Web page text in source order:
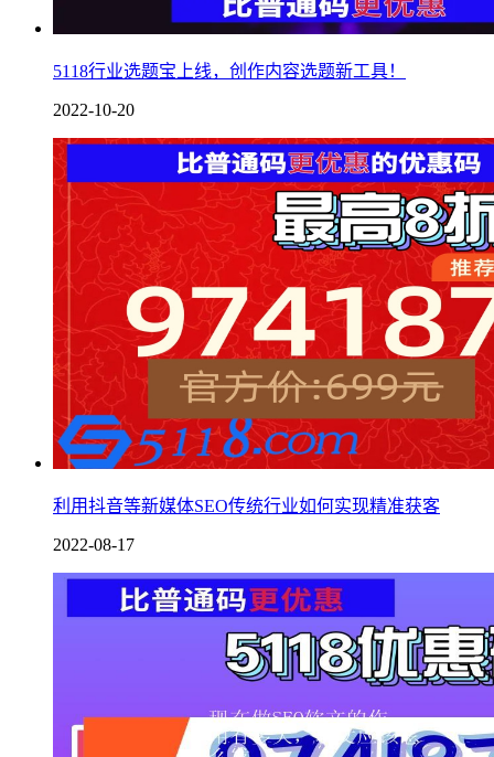
5118行业选题宝上线，创作内容选题新工具！
2022-10-20
利用抖音等新媒体SEO传统行业如何实现精准获客
2022-08-17